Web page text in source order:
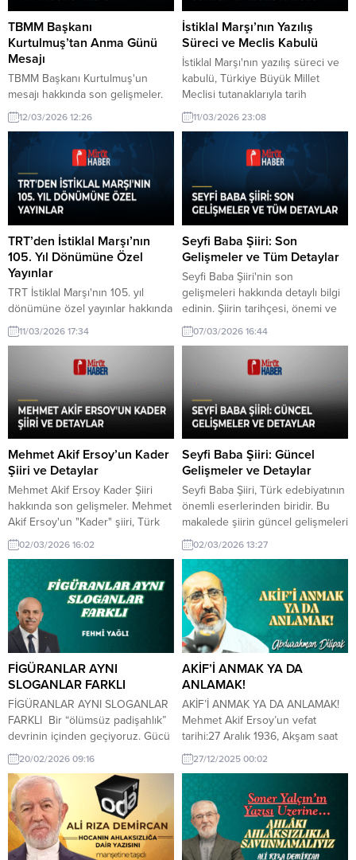
vurgulanıyor. Yazar Faruk Köse
tarafından kendi Youtube
kanalında yapılan
değerlendirmelerde, Anayasa’nın
3. maddesinde yer...
ve minnetle anılıyor....
TBMM Başkanı
Kurtulmuş’tan Anma Günü
Mesajı
TBMM Başkanı Kurtulmuş'un
mesajı hakkında son gelişmeler.
TBMM Başkanı Kurtulmuş, İstiklal
Marşı'nın kabulü ve Mehmet Akif
Ersoy'u Anma Günü vesilesiyle
anlamlı bir mesaj yayımladı.
12/03/2026 12:26
İstiklal Marşı’nın Yazılış
Süreci ve Meclis Kabulü
İstiklal Marşı'nın yazılış süreci ve
kabulü, Türkiye Büyük Millet
Meclisi tutanaklarıyla tarih
sahnesine çıktı. Bu süreç
Cumhuriyet tarihinin önemli
dönüm noktalarından biridir.
11/03/2026 23:08
TRT’den İstiklal Marşı’nın
105. Yıl Dönümüne Özel
Yayınlar
TRT İstiklal Marşı'nın 105. yıl
dönümüne özel yayınlar hakkında
son gelişmeler. TRT, İstiklal
Marşı'nın kabulünün 105. yıl
dönümüne özel birçok yayın
hazırlayarak milli duyguları
canlandırmayı amaçlıyor.
11/03/2026 17:34
Seyfi Baba Şiiri: Son
Gelişmeler ve Tüm Detaylar
Seyfi Baba Şiiri'nin son
gelişmeleri hakkında detaylı bilgi
edinin. Şiirin tarihçesi, önemi ve
günümüzdeki yeri üzerine
kapsamlı bir analiz.
07/03/2026 16:44
Mehmet Akif Ersoy’un Kader
Şiiri ve Detaylar
Mehmet Akif Ersoy Kader Şiiri
hakkında son gelişmeler. Mehmet
Akif Ersoy'un "Kader" şiiri, Türk
edebiyatında önemli bir yere
sahip. Bu şiir ve son gelişmeleri
bu yazıda ele alıyoruz.
02/03/2026 16:02
Seyfi Baba Şiiri: Güncel
Gelişmeler ve Detaylar
Seyfi Baba Şiiri, Türk edebiyatının
önemli eserlerinden biridir. Bu
makalede şiirin güncel gelişmeleri
ve tüm detayları ele alınmaktadır.
02/03/2026 13:27
FİGÜRANLAR AYNI
SLOGANLAR FARKLI
FİGÜRANLAR AYNI SLOGANLAR
FARKLI Bir “ölümsüz padişahlık”
devrinin içinden geçiyoruz. Gücü
eline alanın mutlak hakikat
sayıldığı, itirazın ise ya idam
sehpalarında ya da zindan
kuyularında susturulduğu bir
devir! Eskiden hükümdar ölünce
devri de kapanırdı. Oysa
Cumhuriyet’i bir araç bellemiş;
20/02/2026 09:16
AKİF’İ ANMAK YA DA
ANLAMAK!
AKİF’İ ANMAK YA DA ANLAMAK!
Mehmet Akif Ersoy’un vefat
tarihi:27 Aralık 1936, Akşam saat
19.45 gibi vefat etti. Bir “hisli
yürek” aramızdan göçüp gitt,. O
manevi evlatları “asımın nesli”
olarak anılıyordu bir zamanlar,
artık neredeyse onlar da yok..
Mısır dönüşü yerleştiği
İstanbul’da Beyoğlu’ndaki, “Mısır
27/12/2025 00:02